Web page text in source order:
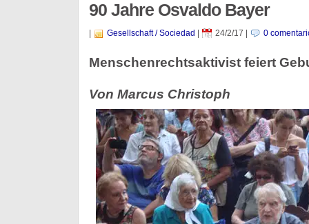
90 Jahre Osvaldo Bayer
Gesellschaft / Sociedad 24/2/17 0
Menschenrechtsaktivist feiert
Von Marcus Christoph